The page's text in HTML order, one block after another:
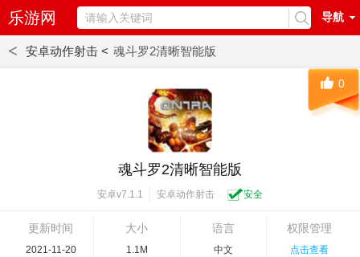
乐游网 导航
< 安卓动作射击 < 魂斗罗2清晰智能版
魂斗罗2清晰智能版
安卓v7.1.1 安卓动作射击 安全
更新时间
2021-11-20
大小
1.1M
语言
中文
权限管理
点击查看
0